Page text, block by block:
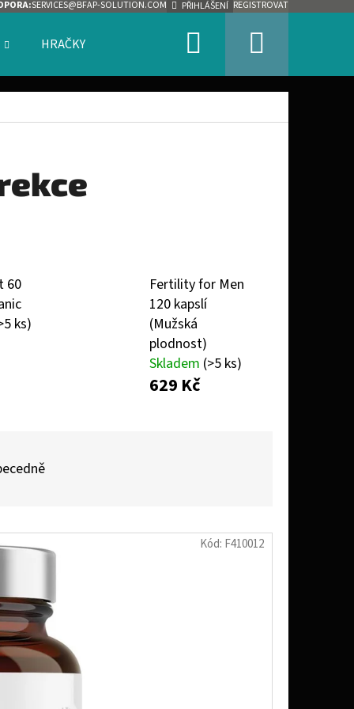
SERVICES@BFAP-SOLUTION.COM PŘIHLÁŠENÍ REGISTROVAT
HRAČKY Hledat
60
ks)
Fertility for Men
120 kapslí
(Mužská
plodnost)
Skladem (>5 ks)
629 Kč
Kód: F410012
Následující